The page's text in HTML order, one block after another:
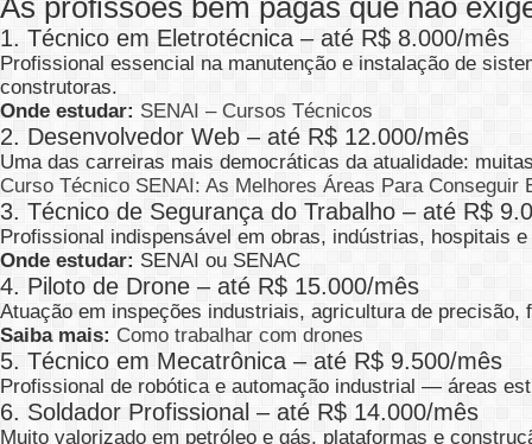
As profissões bem pagas que não
1. Técnico em Eletrotécnica – até R$ 8.000/mês
Profissional essencial na manutenção e instalação de
construtoras.
Onde estudar: SENAI – Cursos Técnicos
2. Desenvolvedor Web – até R$ 12.000/mês
Uma das carreiras mais democráticas da atualidade:
Curso Técnico SENAI: As Melhores Áreas Para Conseguir
3. Técnico de Segurança do Trabalho – até R$
Profissional indispensável em obras, indústrias, hospitais
Onde estudar: SENAI ou SENAC
4. Piloto de Drone – até R$ 15.000/mês
Atuação em inspeções industriais, agricultura de
Saiba mais: Como trabalhar com drones
5. Técnico em Mecatrônica – até R$ 9.500/mês
Profissional de robótica e automação industrial — áreas
6. Soldador Profissional – até R$ 14.000/mês
Muito valorizado em petróleo e gás, plataformas e